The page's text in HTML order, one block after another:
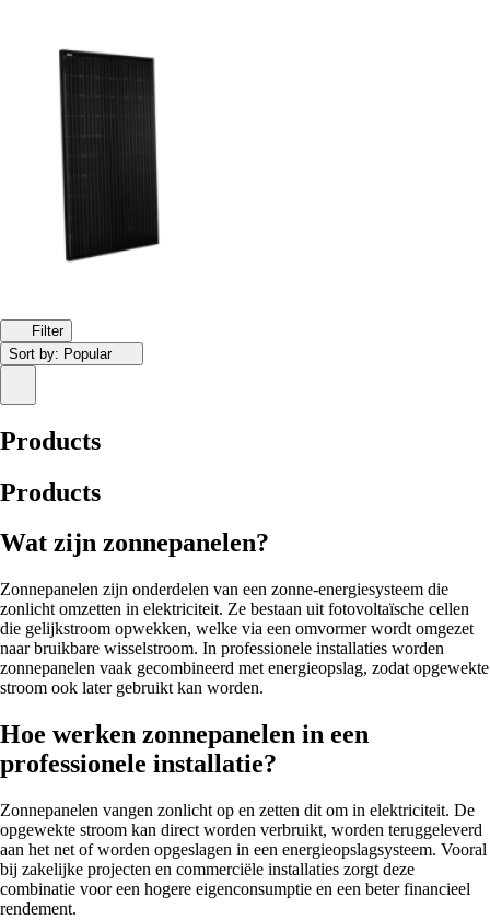
Filter
Sort by: Popular
Products
Products
Wat zijn zonnepanelen?
Zonnepanelen zijn onderdelen van een zonne-energiesysteem die
zonlicht omzetten in elektriciteit. Ze bestaan uit fotovoltaïsche cellen
die gelijkstroom opwekken, welke via een omvormer wordt omgezet
naar bruikbare wisselstroom. In professionele installaties worden
zonnepanelen vaak gecombineerd met energieopslag, zodat opgewekte
stroom ook later gebruikt kan worden.
Hoe werken zonnepanelen in een
professionele installatie?
Zonnepanelen vangen zonlicht op en zetten dit om in elektriciteit. De
opgewekte stroom kan direct worden verbruikt, worden teruggeleverd
aan het net of worden opgeslagen in een energieopslagsysteem. Vooral
bij zakelijke projecten en commerciële installaties zorgt deze
combinatie voor een hogere eigenconsumptie en een beter financieel
rendement.